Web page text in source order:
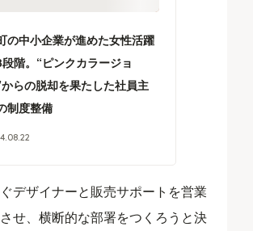
の中小企業が進めた女性活躍
階。“ピンクカラージョ
からの脱却を果たした社員主
制度整備
08 .22
デザイナーと販売サポートを営業
せ、横断的な部署をつくろうと決